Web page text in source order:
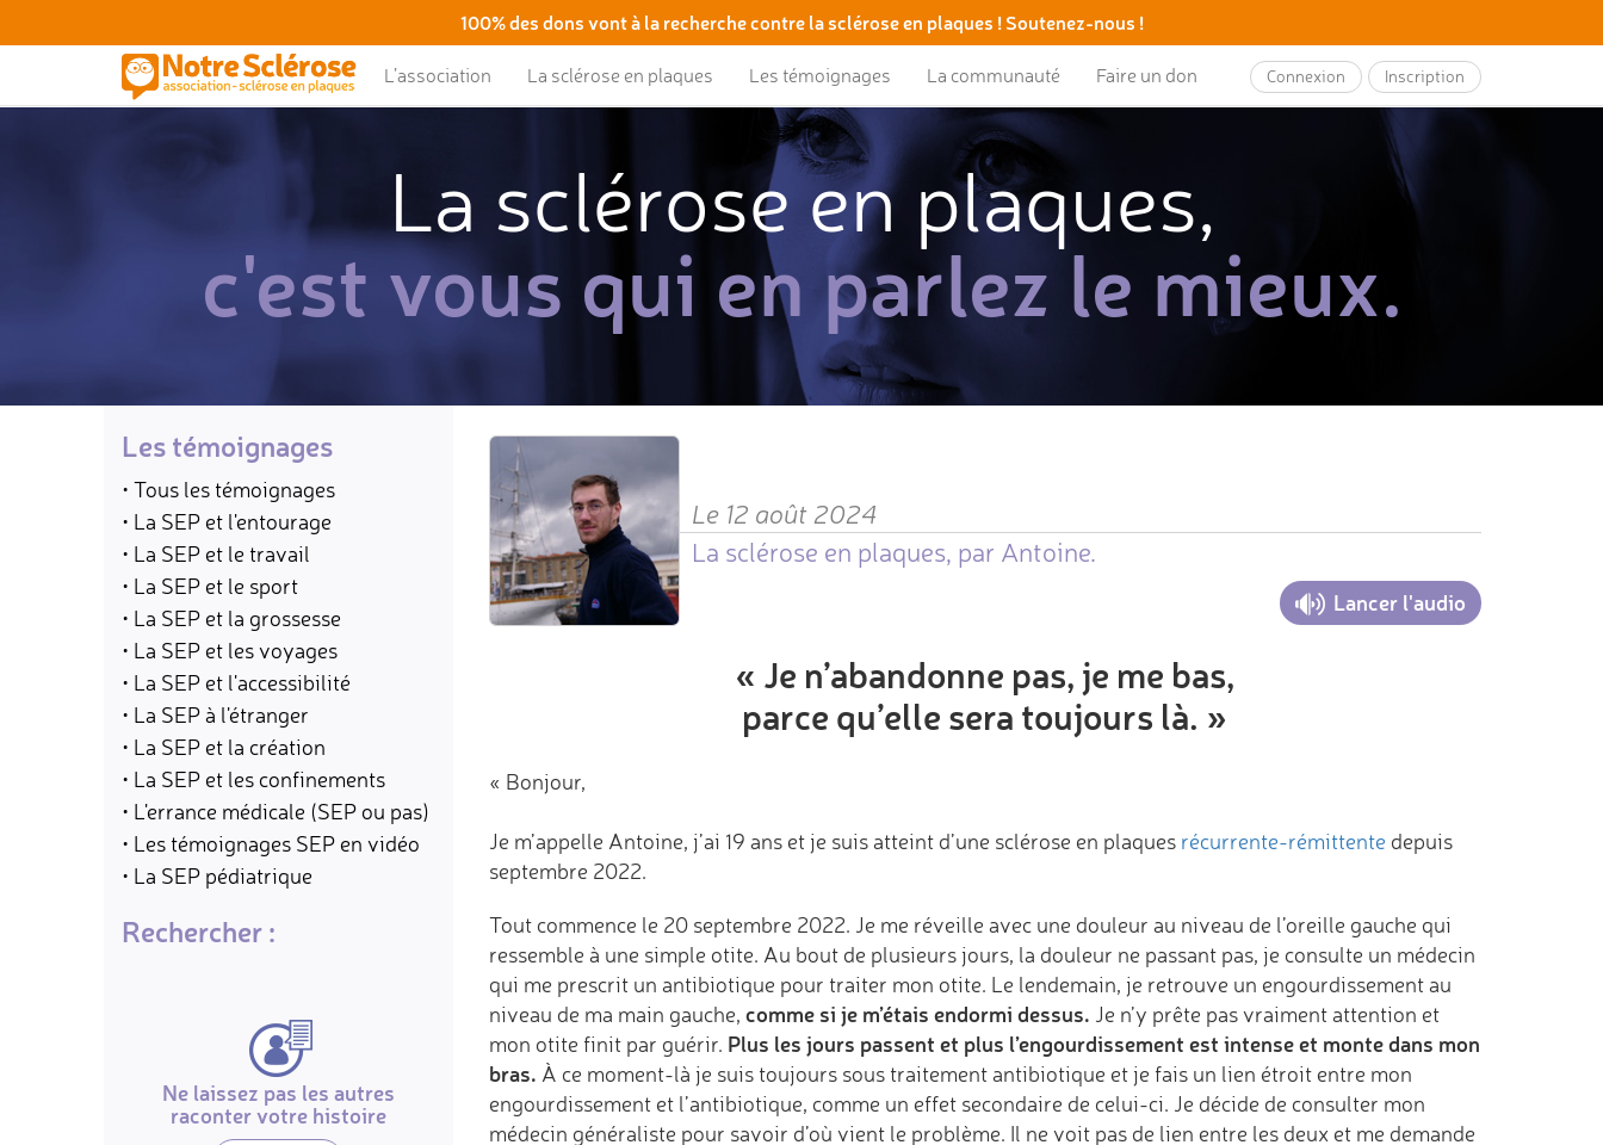
100% des dons vont à la recherche contre la sclérose en plaques ! Soutenez-nous !
L’association La sclérose en plaques Les témoignages La communauté Faire un don Connexion Inscription
La sclérose en plaques,
c'est vous qui en parlez le mieux.
Les témoignages
• Tous les témoignages
• La SEP et l'entourage
• La SEP et le travail
• La SEP et le sport
• La SEP et la grossesse
• La SEP et les voyages
• La SEP et l'accessibilité
• La SEP à l'étranger
• La SEP et la création
• La SEP et les confinements
• L'errance médicale (SEP ou pas)
• Les témoignages SEP en vidéo
• La SEP pédiatrique
Rechercher :
Ne laissez pas les autres
raconter votre histoire
Le 12 août 2024
La sclérose en plaques, par Antoine.
Lancer l'audio
« Je n’abandonne pas, je me bas,
parce qu’elle sera toujours là. »
« Bonjour,
Je m’appelle Antoine, j’ai 19 ans et je suis atteint d’une sclérose en plaques récurrente-rémittente depuis
septembre 2022.
Tout commence le 20 septembre 2022. Je me réveille avec une douleur au niveau de l’oreille gauche qui
ressemble à une simple otite. Au bout de plusieurs jours, la douleur ne passant pas, je consulte un médecin
qui me prescrit un antibiotique pour traiter mon otite. Le lendemain, je retrouve un engourdissement au
niveau de ma main gauche, comme si je m’étais endormi dessus. Je n’y prête pas vraiment attention et
mon otite finit par guérir. Plus les jours passent et plus l’engourdissement est intense et monte dans mon
bras. À ce moment-là je suis toujours sous traitement antibiotique et je fais un lien étroit entre mon
engourdissement et l’antibiotique, comme un effet secondaire de celui-ci. Je décide de consulter mon
médecin généraliste pour savoir d’où vient le problème. Il ne voit pas de lien entre les deux et me demande